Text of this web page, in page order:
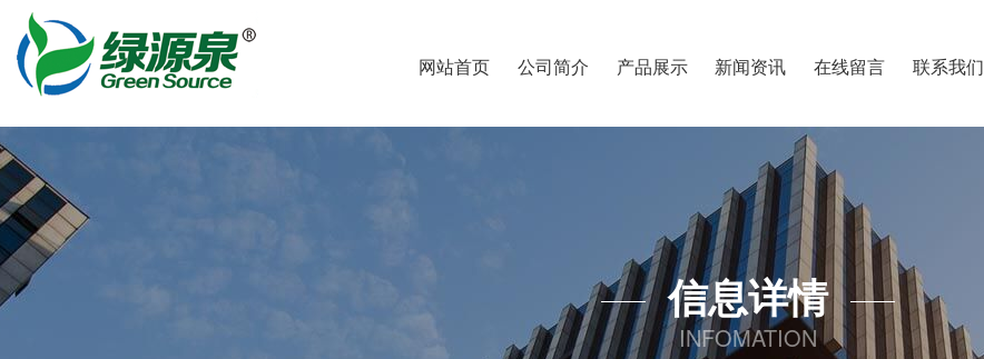
网站首页 公司简介 产品展示 新闻资讯 在线留言 联系我们
信息详情
INFOMATION